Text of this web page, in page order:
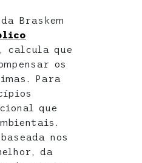
Braskem
que
os
Para
que
nos
da